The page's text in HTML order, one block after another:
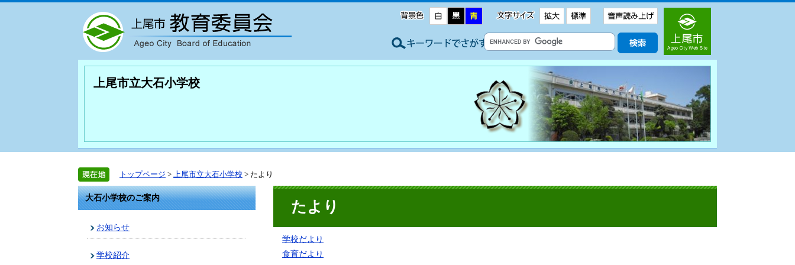
上尾市立大石小学校
トップページ > 上尾市立大石小学校 > たより
大石小学校のご案内
お知らせ
学校紹介
たより
学校だより
食育だより